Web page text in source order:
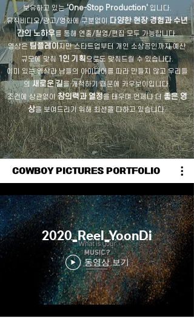
보유하고 있는'One-Stop Production'입니다.
​뮤직비디오/광고/영화에 구분없이 다양한 현장 경험과 수년
간의 노하우를 통해 연출/촬영/편집 모두 가능합니다.
영상은팀플레이지만 스타트업부터 개인 소상공인까지 예산
규모에 맞춰1인 기획으로도 맞춰드릴 수 있습니다.
이미 있는 영상과 남들의 아이디어를 따라 만들지 않고 우리들
의 새로운 길을 개척하기 때문에 카우보이입니다.
조건에 상관없이창의력과 열정을 태우며 언제나 더좋은 영
상을 보여드리기 위해 최선을 다하고 있습니다.
COWBOY PICTURES PORTFOLIO
2020_Reel_YoonDi
동영상 보기